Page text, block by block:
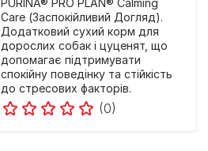
Care (Заспокійливий Догляд).
Додатковий сухий корм для
дорослих собак і цуценят, що
допомагає підтримувати
спокійну поведінку та стійкість
до стресових факторів.
(0)